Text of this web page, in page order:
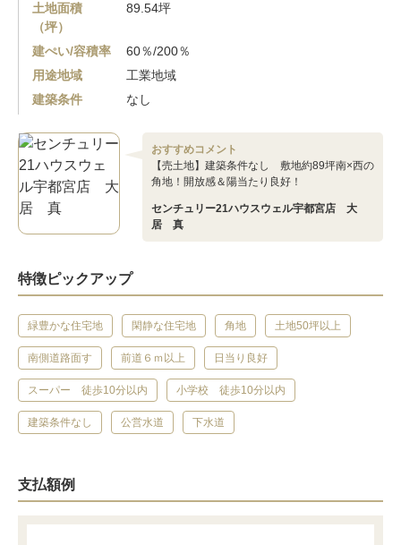
土地面積
（坪）
89.54坪
建ぺい/容積率
60％/200％
用途地域
工業地域
建築条件
なし
おすすめコメント
【売土地】建築条件なし 敷地約89坪南×西の
角地！開放感＆陽当たり良好！
センチュリー21ハウスウェル宇都宮店 大
居 真
特徴ピックアップ
緑豊かな住宅地 閑静な住宅地 角地 土地50坪以上
南側道路面す 前道６ｍ以上 日当り良好
スーパー 徒歩10分以内 小学校 徒歩10分以内
建築条件なし 公営水道 下水道
支払額例